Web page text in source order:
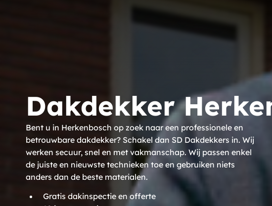
Dakdekker
Bent u in Herkenbosch op zoek naar een professionele en
betrouwbare dakdekker? Schakel dan SD Dakdekkers in. Wij
werken secuur, snel en met vakmanschap. Wij passen enkel
de juiste en nieuwste technieken toe en gebruiken niets
anders dan de beste materialen.
Gratis dakinspectie en offerte